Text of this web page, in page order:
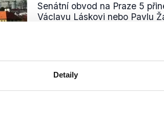
Detaily
Senátní obvod na Praze 5
Václavu Láskovi nebo Pavlu